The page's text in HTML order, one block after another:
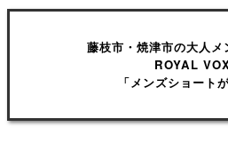
藤枝市・焼津市の大人メ
ROYAL
「メンズショート